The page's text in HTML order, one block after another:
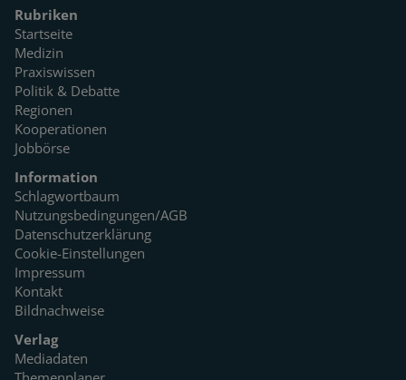
Rubriken
Startseite
Medizin
Praxiswissen
Politik & Debatte
Regionen
Kooperationen
Jobbörse
Information
Schlagwortbaum
Nutzungsbedingungen/AGB
Datenschutzerklärung
Cookie-Einstellungen
Impressum
Kontakt
Bildnachweise
Verlag
Mediadaten